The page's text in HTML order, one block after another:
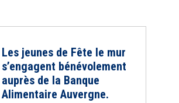
Les jeunes de Fête le mur
s’engagent bénévolement
auprès de la Banque
Alimentaire Auvergne.